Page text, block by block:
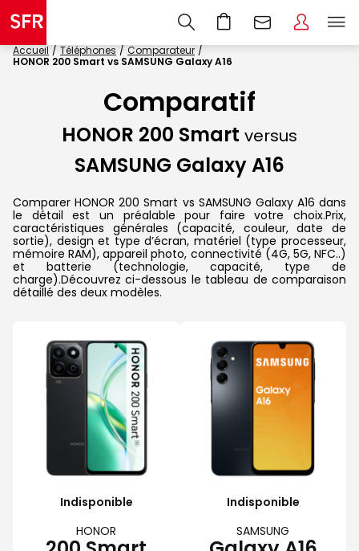
Accueil Téléphones
Comparateur
HONOR 200 Smart vs SAMSUNG Galaxy A16
Comparatif
HONOR 200 Smart versus
SAMSUNG Galaxy A16
Comparer HONOR 200 Smart vs SAMSUNG Galaxy A16 dans
le détail est un préalable pour faire votre choix.Prix,
caractéristiques générales (capacité, couleur, date de
sortie), design et type d’écran, matériel (type processeur,
mémoire RAM), appareil photo, connectivité (4G, 5G, NFC..)
et batterie (technologie, capacité, type de
charge).Découvrez ci-dessous le tableau de comparaison
détaillé des deux modèles.
Indisponible
HONOR
Indisponible
SAMSUNG